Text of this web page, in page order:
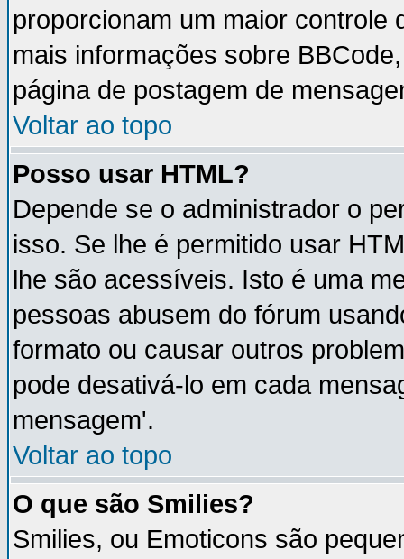
proporcionam um maior controle
mais informações sobre
página de postagem de
Voltar ao topo
Posso usar HTML?
Depende se o administrador o
isso. Se lhe é permitido usar
lhe são acessíveis. Isto é uma
pessoas abusem do fórum
formato ou causar outros
pode desativá-lo em cada
mensagem'.
Voltar ao topo
O que são Smilies?
Smilies, ou Emoticons são